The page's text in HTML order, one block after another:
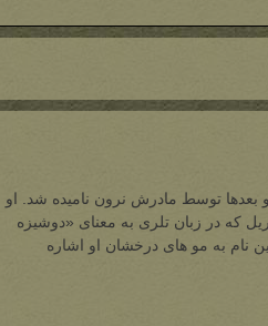
بعدها توسط مادرش نرون نامیده شد. او
که در زبان تلری به معنای «دوشیزه
نام به مو های درخشان او اشاره